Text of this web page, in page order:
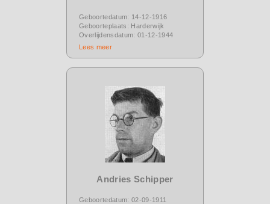
Geboortedatum: 14-12-1916
Geboorteplaats: Harderwijk
Overlijdensdatum: 01-12-1944
Lees meer
Andries Schipper
Geboortedatum: 02-09-1911